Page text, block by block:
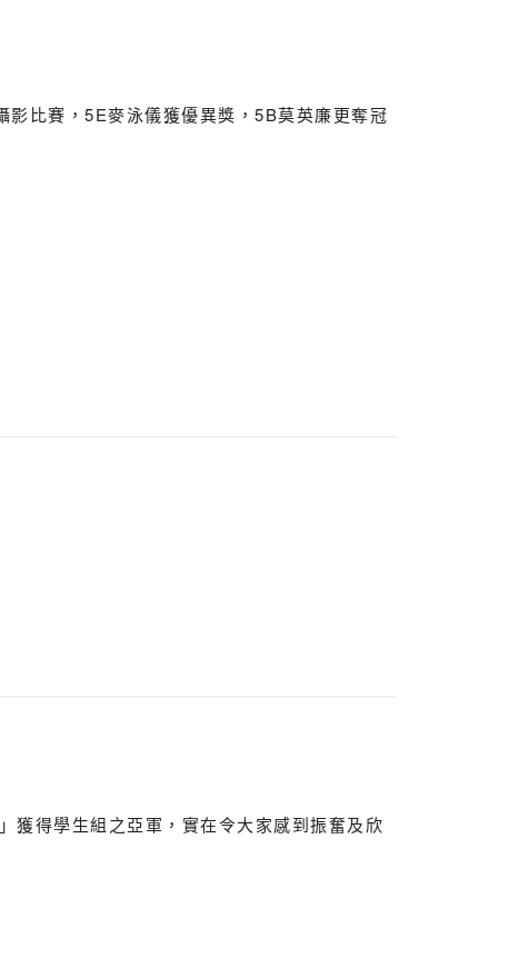
比賽，5E麥泳儀獲優異獎，5B莫英廉更奪冠
獲得學生組之亞軍，實在令大家感到振奮及欣